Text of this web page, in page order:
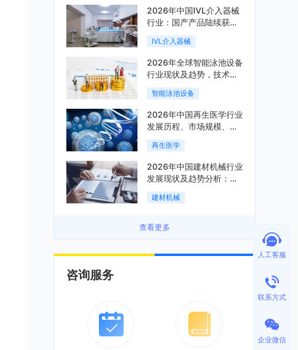
2026年中国IVL介入器械
行业：国产产品陆续获
批，市场将进入持续高增
长阶段「图」
IVL介入器械
2026年全球智能泳池设备
行业现状及趋势，技术端
朝着系统集成、绿色节能
方向迭代「图」
智能泳池设备
2026年中国再生医学行业
发展历程、市场规模、相
关政策、产业链、竞争格
局及发展潜力分析「图」
再生医学
2026年中国建材机械行业
发展现状及趋势分析：企
业加速向“装备+系统+服
务”综合服务商转型「图」
建材机械
查看更多
咨询服务
人工客服
联系方式
企业微信